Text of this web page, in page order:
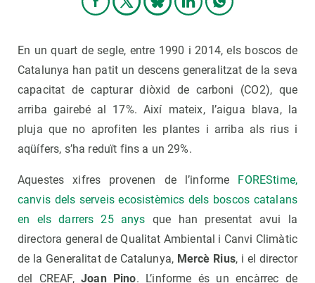
En un quart de segle, entre 1990 i 2014, els boscos de
Catalunya han patit un descens generalitzat de la seva
capacitat de capturar diòxid de carboni (CO2), que
arriba gairebé al 17%. Així mateix, l’aigua blava, la
pluja que no aprofiten les plantes i arriba als rius i
aqüífers, s’ha reduït fins a un 29%.
Aquestes xifres provenen de l’informe FOREStime,
canvis dels serveis ecosistèmics dels boscos catalans
en els darrers 25 anys que han presentat avui la
directora general de Qualitat Ambiental i Canvi Climàtic
de la Generalitat de Catalunya, Mercè Rius, i el director
del CREAF,Joan Pino. L’informe és un encàrrec de